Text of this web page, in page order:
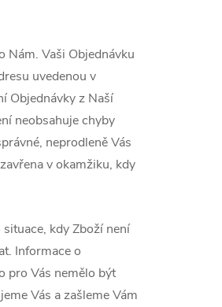
Nám. Vaši Objednávku
uvedenou v
Objednávky z Naší
neobsahuje chyby
neprodleně Vás
v okamžiku, kdy
kdy Zboží není
Informace o
pro Vás nemělo být
Vás a zašleme Vám